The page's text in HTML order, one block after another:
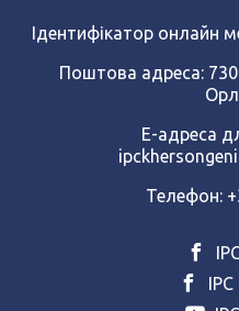
Ідентифікатор онлайн
Поштова адреса:
Е-адреса
Телефон: